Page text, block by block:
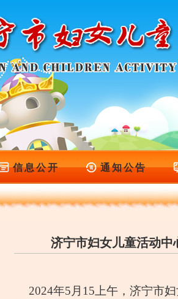
信息公开 通知公告
济宁市妇女儿童活动
2024年5 月 15上午， 济宁市